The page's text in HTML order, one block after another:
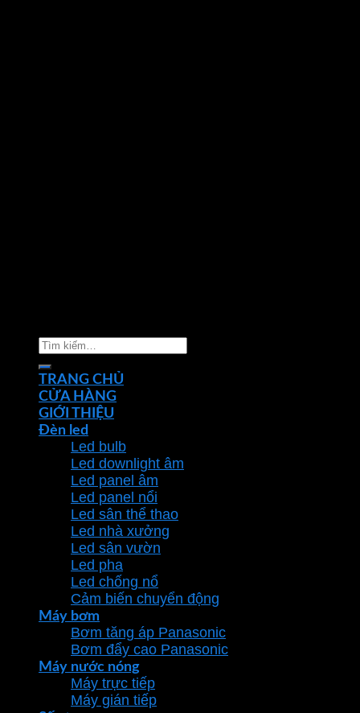
Tìm
kiếm:
TRANG CHỦ
CỬA HÀNG
GIỚI THIỆU
Đèn led
Led bulb
Led downlight âm
Led panel âm
Led panel nổi
Led sân thể thao
Led nhà xưởng
Led sân vườn
Led pha
Led chống nổ
Cảm biến chuyển động
Máy bơm
Bơm tăng áp Panasonic
Bơm đẩy cao Panasonic
Máy nước nóng
Máy trực tiếp
Máy gián tiếp